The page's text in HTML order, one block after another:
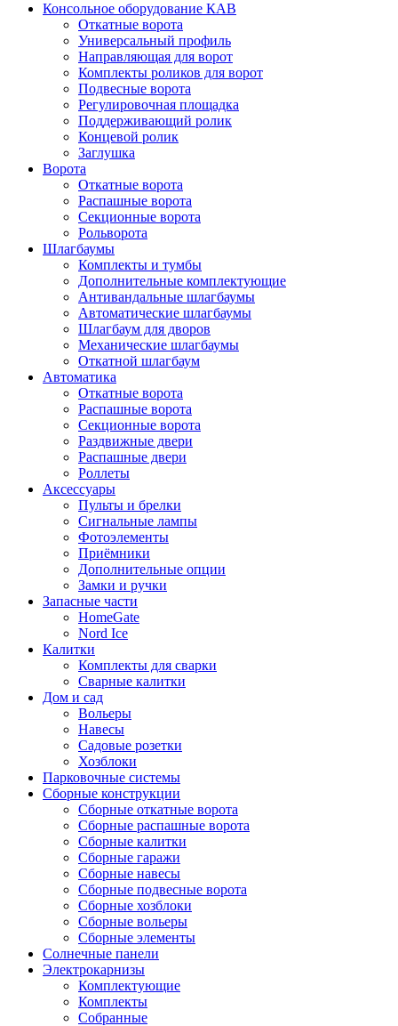
Консольное оборудование КАВ
Откатные ворота
Универсальный профиль
Направляющая для ворот
Комплекты роликов для ворот
Подвесные ворота
Регулировочная площадка
Поддерживающий ролик
Концевой ролик
Заглушка
Ворота
Откатные ворота
Распашные ворота
Секционные ворота
Рольворота
Шлагбаумы
Комплекты и тумбы
Дополнительные комплектующие
Антивандальные шлагбаумы
Автоматические шлагбаумы
Шлагбаум для дворов
Механические шлагбаумы
Откатной шлагбаум
Автоматика
Откатные ворота
Распашные ворота
Секционные ворота
Раздвижные двери
Распашные двери
Роллеты
Аксессуары
Пульты и брелки
Сигнальные лампы
Фотоэлементы
Приёмники
Дополнительные опции
Замки и ручки
Запасные части
HomeGate
Nord Ice
Калитки
Комплекты для сварки
Сварные калитки
Дом и сад
Вольеры
Навесы
Садовые розетки
Хозблоки
Парковочные системы
Сборные конструкции
Сборные откатные ворота
Сборные распашные ворота
Сборные калитки
Сборные гаражи
Сборные навесы
Сборные подвесные ворота
Сборные хозблоки
Сборные вольеры
Сборные элементы
Солнечные панели
Электрокарнизы
Комплектующие
Комплекты
Собранные